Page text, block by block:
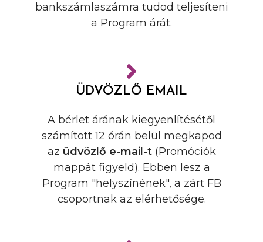
bankszámlaszámra tudod teljesíteni
a Program árát.
ÜDVÖZLŐ EMAIL
A bérlet árának kiegyenlítésétől
számított 12 órán belül megkapod
az üdvözlő e-mail-t(Promóciók
mappát figyeld). Ebben lesz a
Program "helyszínének", a zárt FB
csoportnak az elérhetősége.